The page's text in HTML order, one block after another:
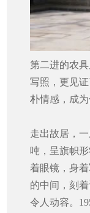
第二进的农
写照，更见
朴情感，成
走出故居，
吨，呈旗帜
着眼镜，身
的中间，刻
令人动容。